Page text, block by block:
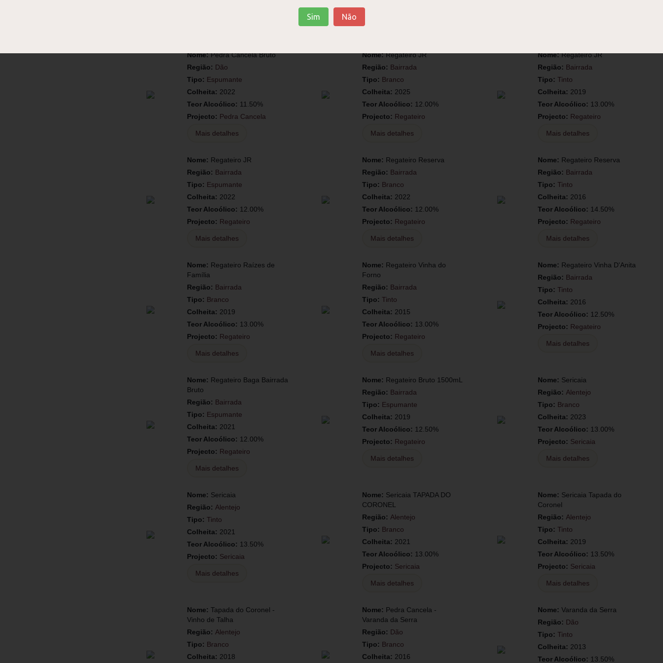
Projecto:
Nome:Pedra Cancela Bruto
Região: Dão
Tipo: Espumante
Colheita: 2022
Teor Alcoólico: 11.50%
Projecto: Pedra Cancela
Mais detalhes
Nome:Regateiro JR
Região: Bairrada
Tipo: Branco
Colheita: 2025
Teor Alcoólico: 12.00%
Projecto: Regateiro
Mais detalhes
Nome:Regateiro JR
Região: Bairrada
Tipo: Tinto
Colheita: 2019
Teor Alcoólico: 13.00%
Projecto: Regateiro
Mais detalhes
Nome: Regateiro JR
Região: Bairrada
Tipo: Espumante
Colheita: 2022
Teor Alcoólico: 12.00%
Projecto: Regateiro
Mais detalhes
Nome: Regateiro Reserva
Região: Bairrada
Tipo: Branco
Colheita: 2022
Teor Alcoólico: 12.00%
Projecto: Regateiro
Mais detalhes
Nome: Regateiro Reserva
Região: Bairrada
Tipo: Tinto
Colheita: 2016
Teor Alcoólico: 14.50%
Projecto: Regateiro
Mais detalhes
Nome: Regateiro Raízes de
Família
Região: Bairrada
Tipo: Branco
Colheita: 2019
Teor Alcoólico: 13.00%
Projecto: Regateiro
Mais detalhes
Nome: Regateiro Vinha do
Forno
Região: Bairrada
Tipo:Tinto
Colheita: 2015
Teor Alcoólico: 13.00%
Projecto: Regateiro
Mais detalhes
Nome: Regateiro Vinha D'Anita
Região: Bairrada
Tipo: Tinto
Colheita: 2016
Teor Alcoólico: 12.50%
Projecto: Regateiro
Mais detalhes
Nome: Regateiro Baga Bairrada
Bruto
Região: Bairrada
Tipo: Espumante
Colheita: 2021
Teor Alcoólico: 12.00%
Projecto: Regateiro
Mais detalhes
Nome: Regateiro Bruto 1500mL
Região: Bairrada
Tipo: Espumante
Colheita: 2019
Teor Alcoólico: 12.50%
Projecto: Regateiro
Mais detalhes
Nome: Sericaia
Região: Alentejo
Tipo: Branco
Colheita: 2023
Teor Alcoólico: 13.00%
Projecto: Sericaia
Mais detalhes
Nome: Sericaia
Região: Alentejo
Tipo: Tinto
Colheita: 2021
Teor Alcoólico: 13.50%
Projecto: Sericaia
Mais detalhes
Nome: Sericaia TAPADA DO
CORONEL
Região: Alentejo
Tipo: Branco
Colheita: 2021
Teor Alcoólico: 13.00%
Projecto: Sericaia
Mais detalhes
Nome: Sericaia Tapada do
Coronel
Região: Alentejo
Tipo: Tinto
Colheita: 2019
Teor Alcoólico: 13.50%
Projecto: Sericaia
Mais detalhes
Nome: Tapada do Coronel -
Vinho de Talha
Região: Alentejo
Tipo: Branco
Colheita: 2018
Nome: Pedra Cancela -
Varanda da Serra
Região: Dão
Tipo: Branco
Colheita: 2016
Nome: Varanda da Serra
Região: Dão
Tipo: Tinto
Colheita: 2013
Teor Alcoólico: 13.50%
Sim Não